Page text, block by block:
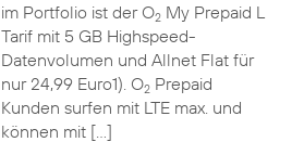
im Portfolio ist der O2My Prepaid L
Tarif mit 5 GB Highspeed-
Datenvolumen und Allnet Flat für
nur 24,99 Euro1). O2Prepaid
Kunden surfen mit LTE max. und
können mit […]